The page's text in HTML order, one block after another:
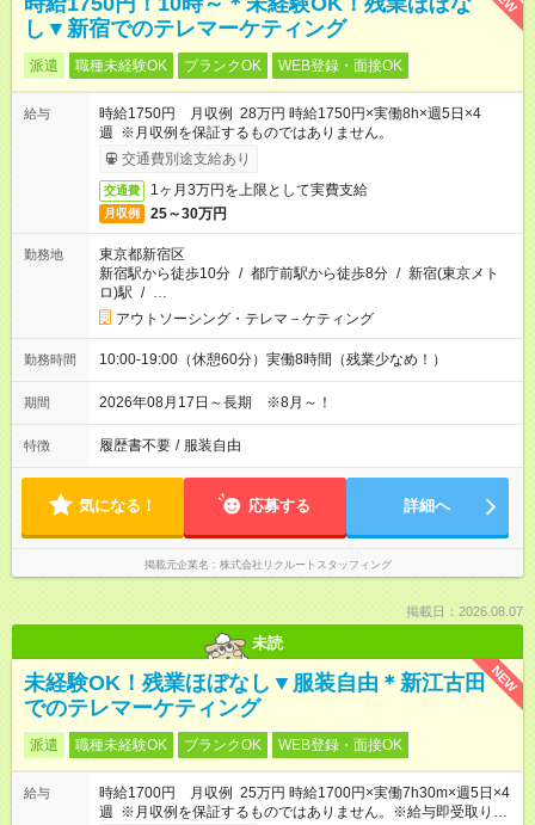
し▼新宿でのテレマーケティング
派遣 職種未経験OK ブランクOK WEB登録・面接OK
給与
時給1750円 月収例 28万円 時給1750円×実働8h×週5日×4
週 ※月収例を保証するものではありません。
交通費別途支給あり
交通費 1ヶ月3万円を上限として実費支給
月収例 25～30万円
勤務地
東京都新宿区
新宿駅から徒歩10分 / 都庁前駅から徒歩8分 / 新宿(東京メト
ロ)駅 / …
アウトソーシング・テレマ－ケティング
勤務時間 10:00-19:00（休憩60分）実働8時間（残業少なめ！）
期間 2026年08月17日～長期 ※8月～！
特徴 履歴書不要 / 服装自由
気になる！ 応募する 詳細へ
掲載元企業名 株式会社リクルートスタッフィング
掲載日：2026.08.07
未読
NEW
未経験OK！残業ほぼなし▼服装自由＊新江古田
でのテレマーケティング
派遣 職種未経験OK ブランクOK WEB登録・面接OK
給与
時給1700円 月収例 25万円 時給1700円×実働7h30m×週5日×4
週 ※月収例を保証するものではありません。※給与即受取りサ